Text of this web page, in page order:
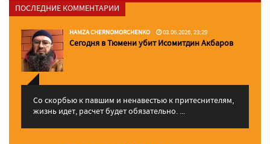
ПОСЛЕДНИЕ КОММЕНТАРИИ
HAMZA CHERNOMORCHENKO 03.06.2026, 23:29
Сегодня в Тюмени убит Исомитдин Акбаров
Со скорбью к павшим и ненавестью к притеснителям,
жизнь идет, расчет будет обязательно. ...